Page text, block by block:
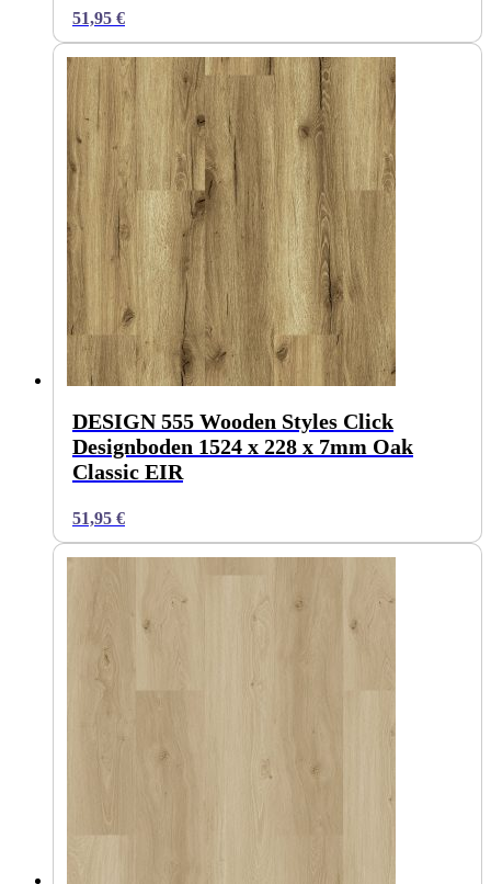
51,95 €
DESIGN 555 Wooden Styles Click
Designboden 1524 x 228 x 7mm Oak
Classic EIR
51,95 €